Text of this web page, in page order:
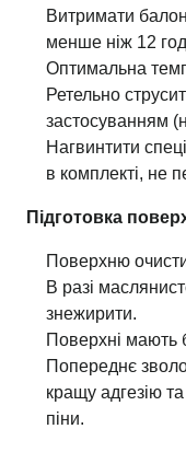
Витримати
менше ніж 12
Оптимальна
Ретельно
застосуванням
Нагвинтити
в комплекті, не
Підготовка
Поверхню
В разі
знежирити.
Поверхні мають
Попереднє
кращу адгезію
піни.